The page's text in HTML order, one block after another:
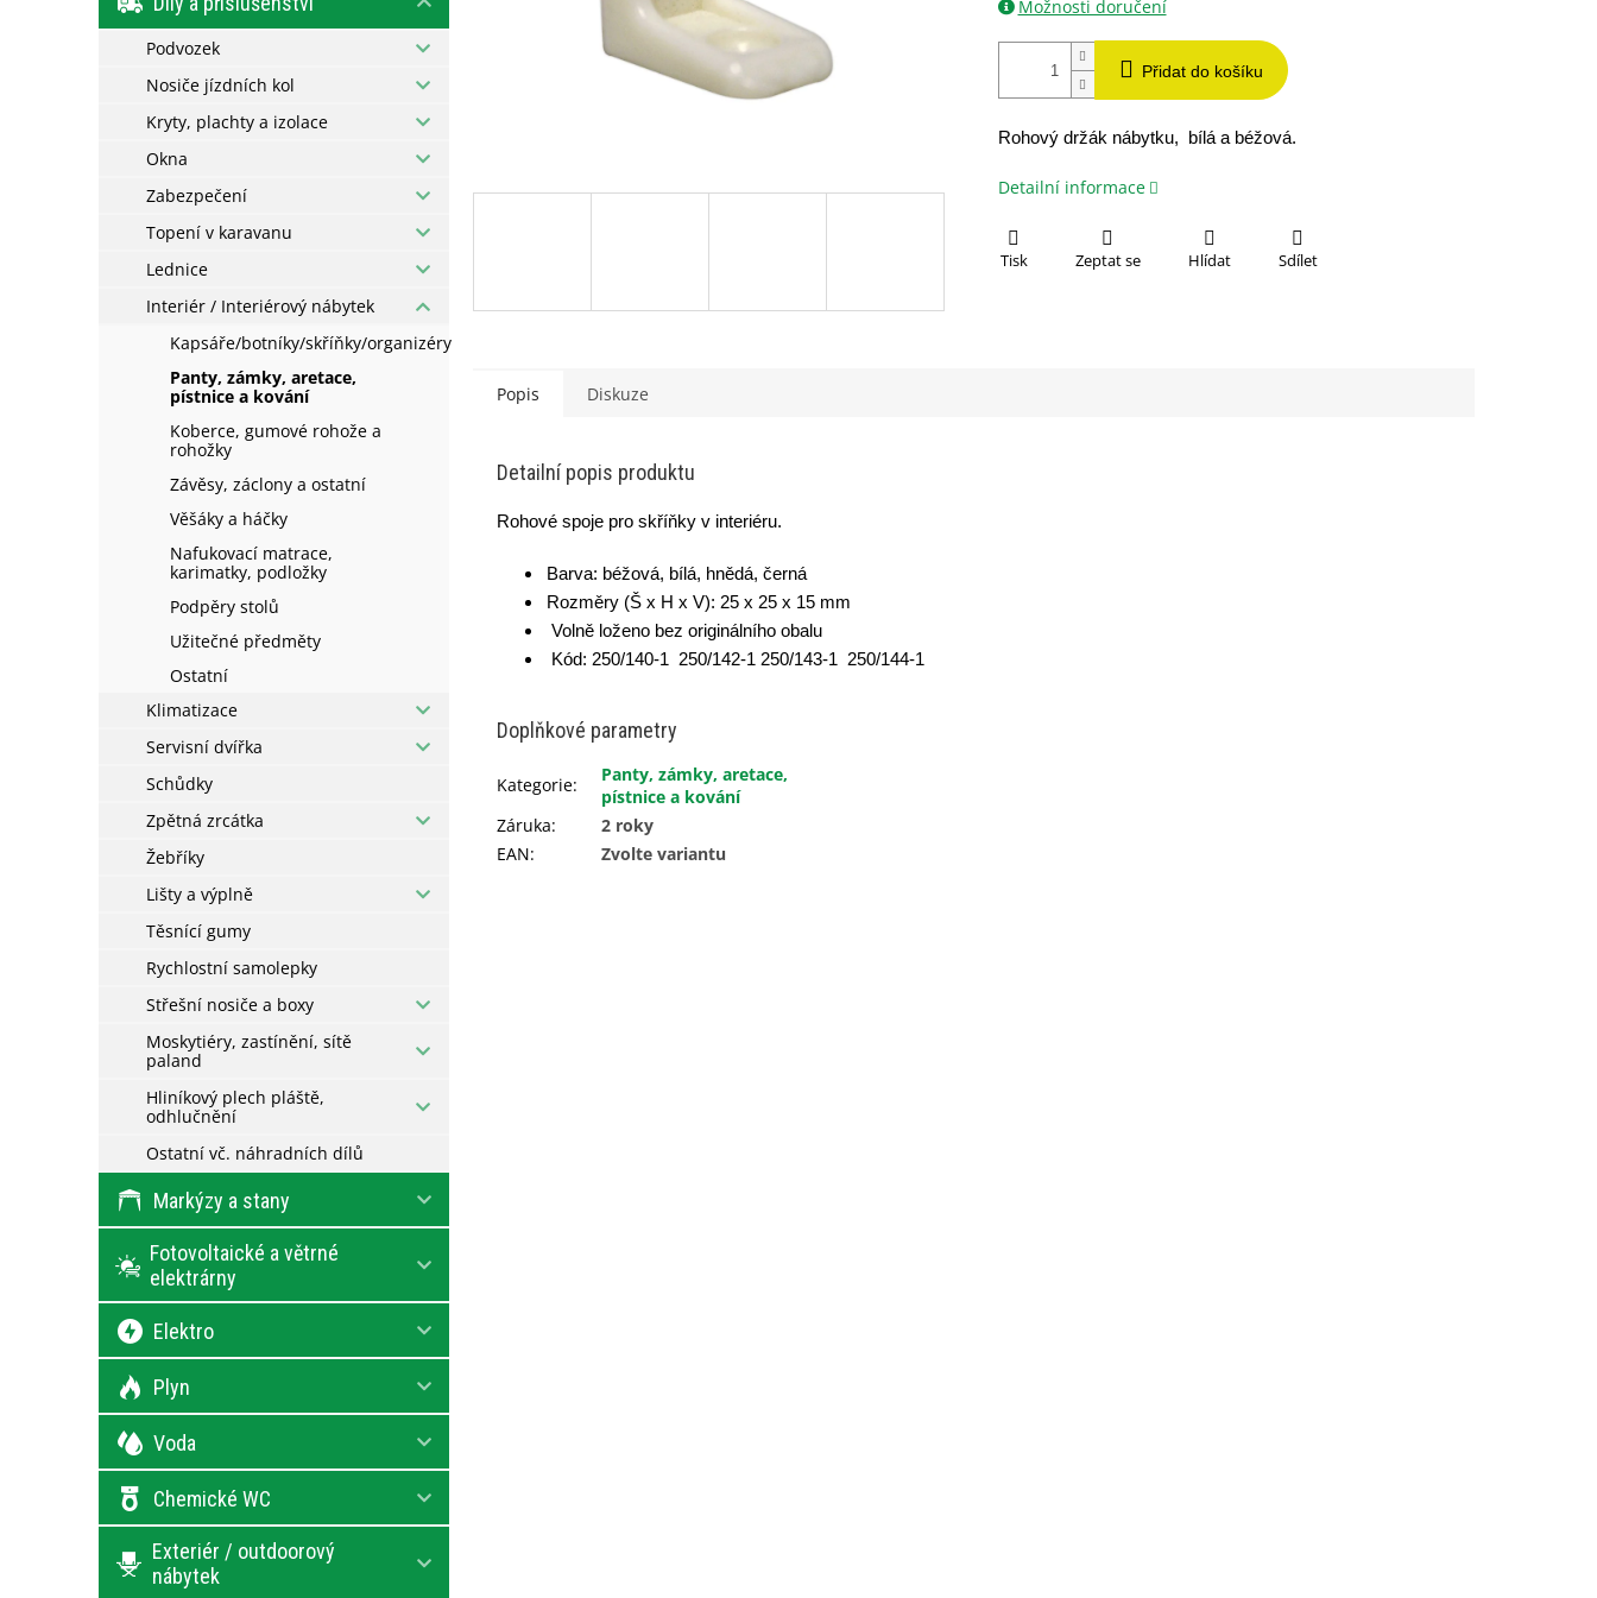
Podvozek
Nosiče jízdních kol
Kryty, plachty a izolace
Okna
Zabezpečení
Topení v karavanu
Lednice
Interiér / Interiérový nábytek
Kapsáře/botníky/skříňky/organizéry
Panty, zámky, aretace,
pístnice a kování
Koberce, gumové rohože a
rohožky
Závěsy, záclony a ostatní
Věšáky a háčky
Nafukovací matrace,
karimatky, podložky
Podpěry stolů
Užitečné předměty
Ostatní
Klimatizace
Servisní dvířka
Schůdky
Zpětná zrcátka
Žebříky
Lišty a výplně
Těsnící gumy
Rychlostní samolepky
Střešní nosiče a boxy
Moskytiéry, zastínění, sítě
paland
Hliníkový plech pláště,
odhlučnění
Ostatní vč. náhradních dílů
Markýzy a stany
Fotovoltaické a větrné
elektrárny
Elektro
Plyn
Voda
Chemické WC
Exteriér / outdoorový
nábytek
Možnosti doručení
Přidat do košíku
Rohový držák nábytku, bílá a béžová.
Detailní informace
Tisk Zeptat se Hlídat Sdílet
Popis Diskuze
Detailní popis produktu
Rohové spoje pro skříňky v interiéru.
Barva: béžová, bílá, hnědá, černá
Rozměry (Š x H x V): 25 x 25 x 15 mm
Volně loženo bez originálního obalu
Kód: 250/140-1 250/142-1 250/143-1 250/144-1
Doplňkové parametry
Kategorie:
Panty, zámky, aretace,
pístnice a kování
Záruka:
2 roky
EAN: Zvolte variantu